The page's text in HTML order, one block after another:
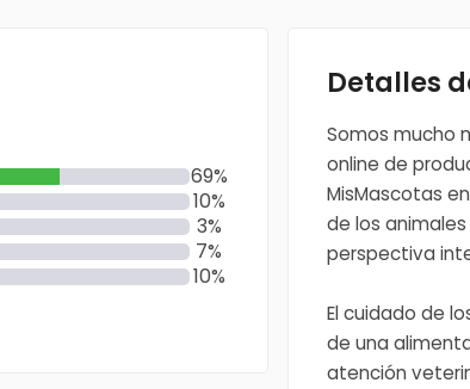
69%
10%
3%
7%
10%
Detalles
Somos mucho
online de
MisMascotas
de los
perspectiva
El cuidado de
de una
atención